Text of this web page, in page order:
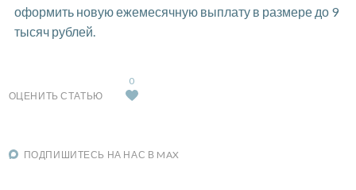
оформить новую ежемесячную выплату в размере до 9
тысяч рублей.
ОЦЕНИТЬ СТАТЬЮ
0
ПОДПИШИТЕСЬ НА НАС В MAX